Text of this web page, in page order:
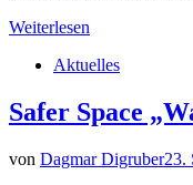
Weiterlesen
Aktuelles
Safer Space
von Dagmar Digruber23.